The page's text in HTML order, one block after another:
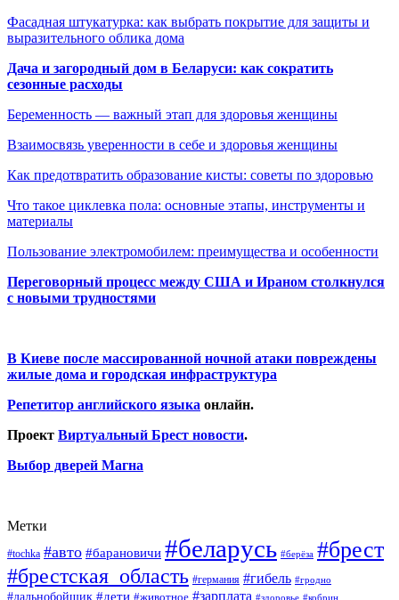
Фасадная штукатурка: как выбрать покрытие для защиты и
выразительного облика дома
Дача и загородный дом в Беларуси: как сократить
сезонные расходы
Беременность — важный этап для здоровья женщины
Взаимосвязь уверенности в себе и здоровья женщины
Как предотвратить образование кисты: советы по здоровью
Что такое циклевка пола: основные этапы, инструменты и
материалы
Пользование электромобилем: преимущества и особенности
Переговорный процесс между США и Ираном столкнулся
с новыми трудностями
В Киеве после массированной ночной атаки повреждены
жилые дома и городская инфраструктура
Репетитор английского языка онлайн.
Проект Виртуальный Брест новости.
Выбор дверей Магна
Метки
#tochka #авто #барановичи #беларусь #берёза #брест
#брестская_область #германия #гибель #гродно
#дальнобойщик #дети #животное #зарплата #здоровье #кобрин